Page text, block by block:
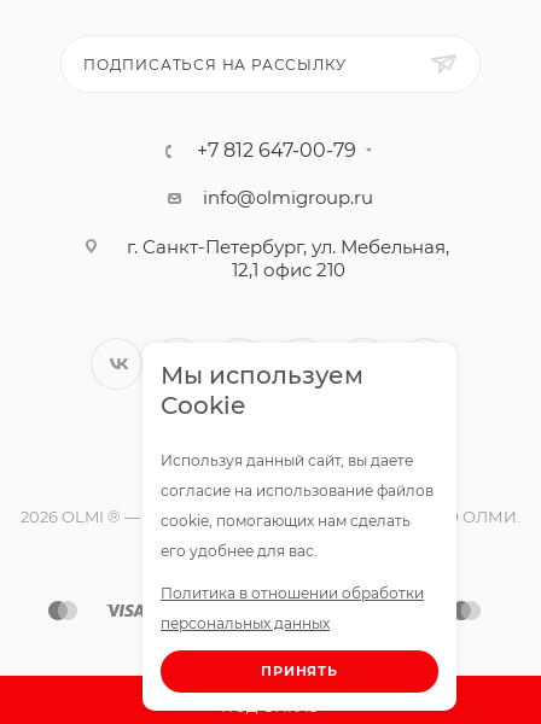
ПОД ЗАКАЗ
ПОДПИСАТЬСЯ НА РАССЫЛКУ
+7 812 647-00-79
info@olmigroup.ru
г. Санкт-Петербург, ул. Мебельная,
12,1 офис 210
2026 OLMI ® — официальный интернет-магазин ООО ОЛМИ.
Все права защищены.
Мы используем
Cookie
Используя данный сайт, вы даете
согласие на использование файлов
cookie, помогающих нам сделать
его удобнее для вас.
Политика в отношении обработки
персональных данных
ПРИНЯТЬ